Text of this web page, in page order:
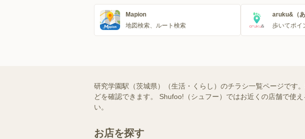
Mapion
地図検索、ルート検索
aruku&（あ
歩いてポイ
研究学園駅（茨城県）（生活・くらし）のチラシ一覧ページです
どを確認できます。 Shufoo!（シュフー）ではお近くの店舗で使
い。
お店を探す